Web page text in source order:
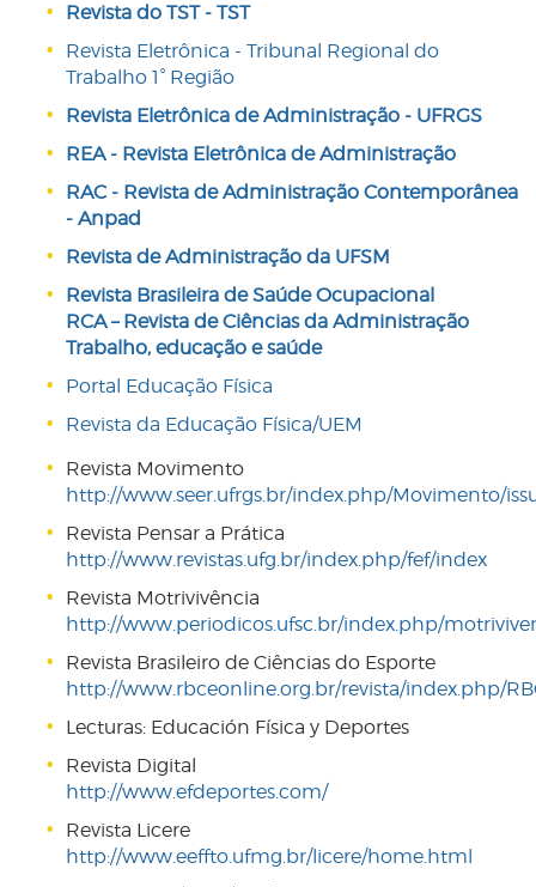
Revista do TST - TST
Revista Eletrônica - Tribunal Regional do
Trabalho 1° Região
Revista Eletrônica de Administração - UFRGS
REA - Revista Eletrônica de Administração
RAC - Revista de Administração Contemporânea
- Anpad
Revista de Administração da UFSM
Revista Brasileira de Saúde Ocupacional
RCA – Revista de Ciências da Administração
Trabalho, educação e saúde
Portal Educação Física
Revista da Educação Física/UEM
Revista Movimento
http://www.seer.ufrgs.br/index.php/Movimento/
Revista Pensar a Prática
http://www.revistas.ufg.br/index.php/fef/index
Revista Motrivivência
http://www.periodicos.ufsc.br/index.php/
Revista Brasileiro de Ciências do Esporte
http://www.rbceonline.org.br/revista/index.php/
Lecturas: Educación Física y Deportes
Revista Digital
http://www.efdeportes.com/
Revista Licere
http://www.eeffto.ufmg.br/licere/home.html